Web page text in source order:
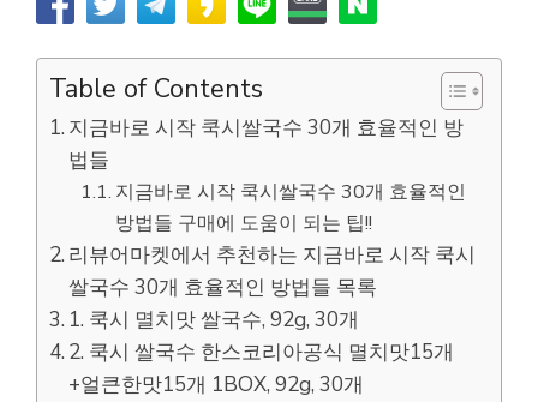
Table of Contents
지금바로 시작 쿡시쌀국수 30개 효율적인 방
법들
지금바로 시작 쿡시쌀국수 30개 효율적인
방법들 구매에 도움이 되는 팁!!
리뷰어마켓에서 추천하는 지금바로 시작 쿡시
쌀국수 30개 효율적인 방법들 목록
1. 쿡시 멸치맛 쌀국수, 92g, 30개
2. 쿡시 쌀국수 한스코리아공식 멸치맛15개
+얼큰한맛15개 1BOX, 92g, 30개